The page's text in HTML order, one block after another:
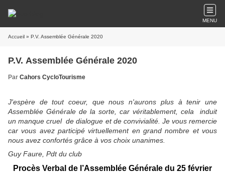
MENU
Accueil » P.V. Assemblée Générale 2020
P.V. Assemblée Générale 2020
Par Cahors CycloTourisme
J'espère de tout coeur, que nous n'aurons plus à tenir une
Assemblée Générale de la sorte, car véritablement, cela induit
un manque cruel de dialogue et de convivialité. Je vous remercie
car vous avez participé virtuellement en grand nombre et vous
nous avez confortés grâce à vos choix unanimes.
Guy Faure, Pdt du club
Procès Verbal de l’Assemblée Générale du 25 février